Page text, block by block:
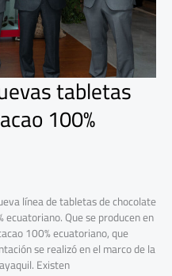
tabletas
100%
línea de tabletas de chocolate
Que se producen en
100% ecuatoriano, que
se realizó en el marco de la
Existen